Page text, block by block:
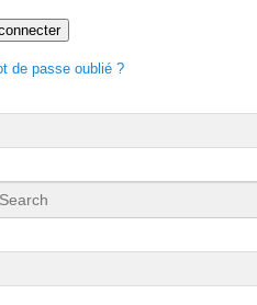
de passe oublié ?